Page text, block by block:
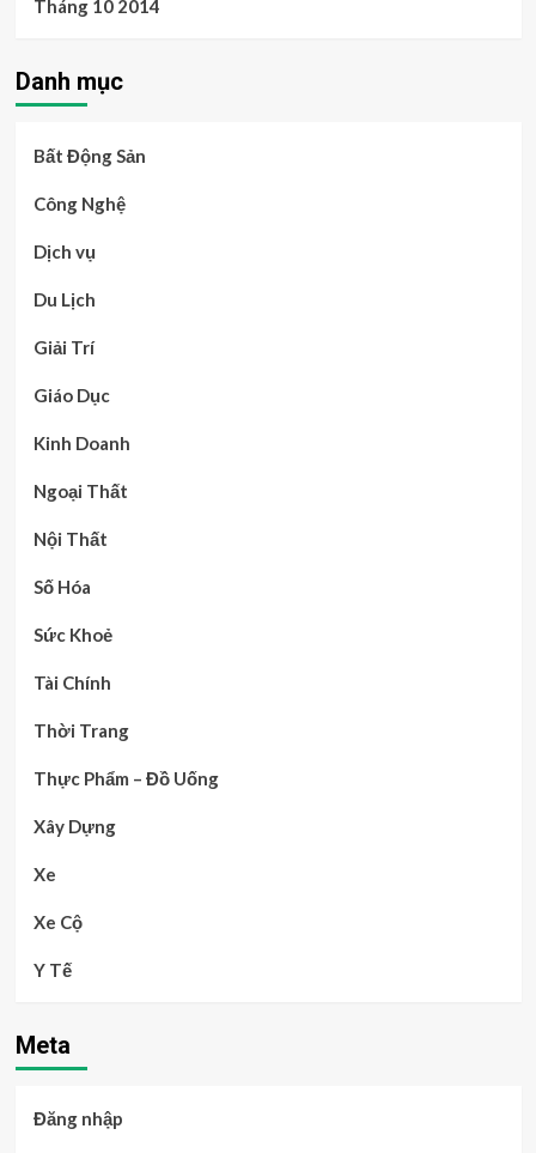
Tháng 10 2014
Danh mục
Bất Động Sản
Công Nghệ
Dịch vụ
Du Lịch
Giải Trí
Giáo Dục
Kinh Doanh
Ngoại Thất
Nội Thất
Số Hóa
Sức Khoẻ
Tài Chính
Thời Trang
Thực Phẩm – Đồ Uống
Xây Dựng
Xe
Xe Cộ
Y Tế
Meta
Đăng nhập